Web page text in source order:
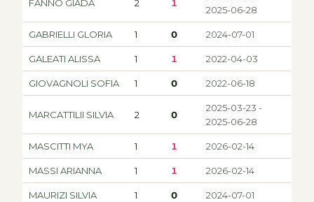
FANNO GIADA 2 1
2025-06-28
GABRIELLI GLORIA 1 0 2024-07-01
GALEATI ALISSA 1 1 2022-04-03
GIOVAGNOLI SOFIA 1 0 2022-06-18
MARCATTILII SILVIA 2 0
2025-03-23 -
2025-06-28
MASCITTI MYA 1 1 2026-02-14
MASSI ARIANNA 1 1 2026-02-14
MAURIZI SILVIA 1 0 2024-07-01